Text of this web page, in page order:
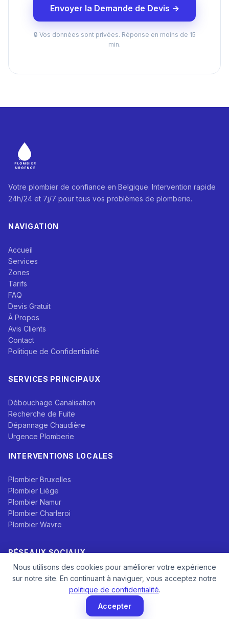
Envoyer la Demande de Devis →
🔒 Vos données sont privées. Réponse en moins de 15
min.
Votre plombier de confiance en Belgique. Intervention rapide
24h/24 et 7j/7 pour tous vos problèmes de plomberie.
NAVIGATION
Accueil
Services
Zones
Tarifs
FAQ
Devis Gratuit
À Propos
Avis Clients
Contact
Politique de Confidentialité
SERVICES PRINCIPAUX
Débouchage Canalisation
Recherche de Fuite
Dépannage Chaudière
Urgence Plomberie
INTERVENTIONS LOCALES
Plombier Bruxelles
Plombier Liège
Plombier Namur
Plombier Charleroi
Plombier Wavre
RÉSEAUX SOCIAUX
sur notre site. En continuant à naviguer, vous acceptez notre
politique de confidentialité.